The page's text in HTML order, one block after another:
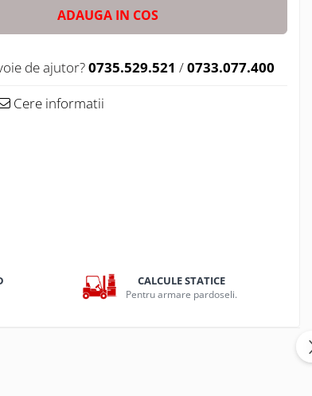
ADAUGA IN COS
de ajutor?0735.529.521 /0733.077.400
Cere informatii
CALCULE STATICE
Pentru armare pardoseli.